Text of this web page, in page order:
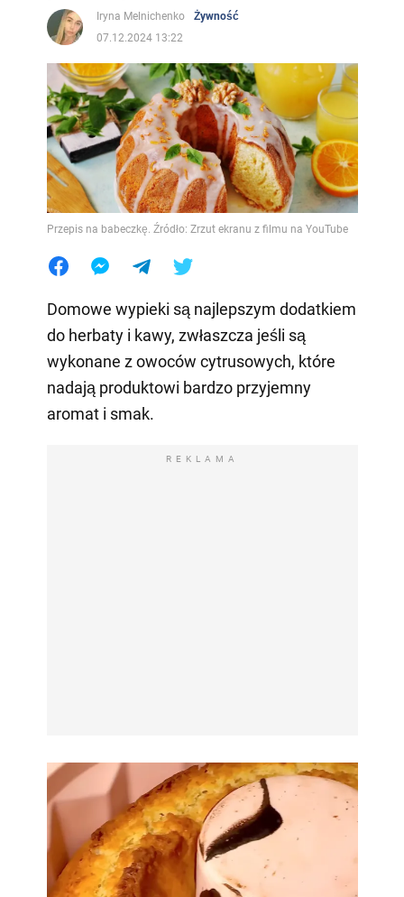
Iryna Melnichenko
Żywność
07.12.2024 13:22
Przepis na babeczkę. Źródło: Zrzut ekranu z filmu na YouTube
Domowe wypieki są najlepszym dodatkiem
do herbaty i kawy, zwłaszcza jeśli są
wykonane z owoców cytrusowych, które
nadają produktowi bardzo przyjemny
aromat i smak.
REKLAMA